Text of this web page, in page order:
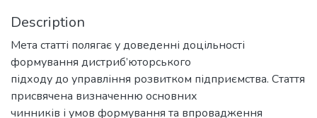
Description
Мета статті полягає у доведенні доцільності
формування дистриб’юторського
підходу до управління розвитком підприємства. Стаття
присвячена визначенню основних
чинників і умов формування та впровадження